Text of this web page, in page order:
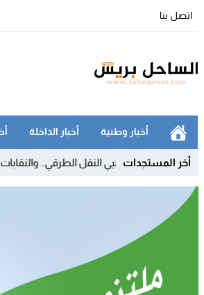
اتصل بنا
أخبار وطنية أخبار الداخلة
أخر المستجدات
النقل الطرقي.. والنقابات تلوح بالتصعيد